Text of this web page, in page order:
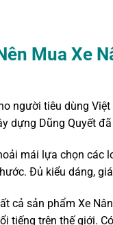
Mua Xe
người tiêu dùng
dựng Dũng Quyết
mái lựa chọn các
Đủ kiểu dáng,
cả sản phẩm Xe
tiếng trên thế giới.